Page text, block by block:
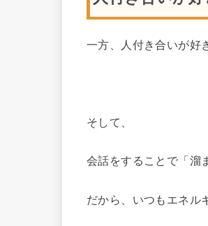
一方、人付き合いが好
そして、
会話をすることで「溜
だから、いつもエネル